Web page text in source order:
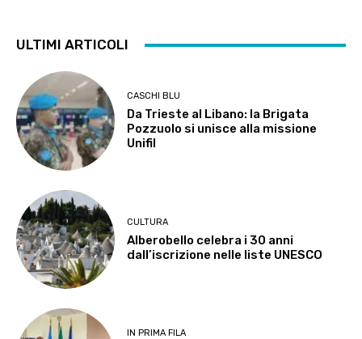
ULTIMI ARTICOLI
CASCHI BLU
Da Trieste al Libano: la Brigata
Pozzuolo si unisce alla missione
Unifil
CULTURA
Alberobello celebra i 30 anni
dall’iscrizione nelle liste UNESCO
IN PRIMA FILA